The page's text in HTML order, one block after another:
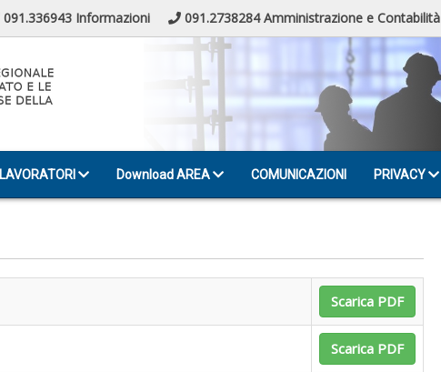
091.336943 Informazioni 091.2738284 Amministrazione e Contabilità
LAVORATORI Download AREA COMUNICAZIONI PRIVACY
Scarica PDF
Scarica PDF